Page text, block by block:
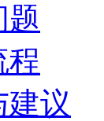
题
程
建议